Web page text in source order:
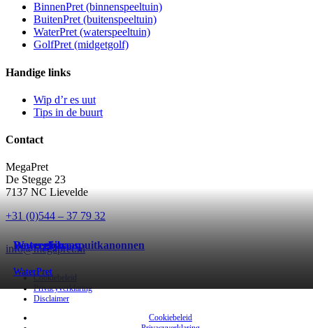
Beweegbare spuitkanonnen
WaterPret
Waterglijbaan
WaterPret
BinnenPret (binnenspeeltuin)
BuitenPret (buitenspeeltuin)
WaterPret (waterspeeltuin)
GolfPret (midgetgolf)
Handige links
Wip d’r es uut
Tips in de buurt
Contact
MegaPret
De Stegge 23
7137 NC Lievelde
+31 (0)544 – 37 79 32
info@megapret.nl
Cookiebeleid
Privacyverklaring
Disclaimer
Cookiebeleid